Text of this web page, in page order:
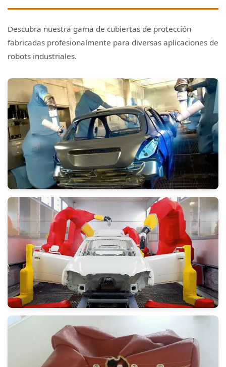
Descubra nuestra gama de cubiertas de protección
fabricadas profesionalmente para diversas aplicaciones de
robots industriales.